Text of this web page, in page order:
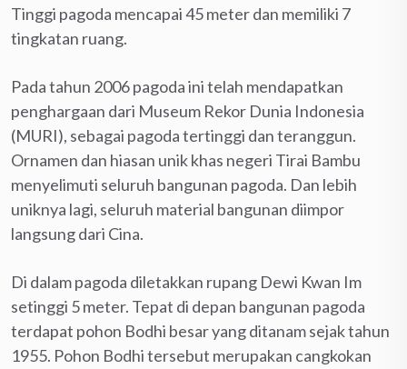
Tinggi pagoda mencapai 45 meter dan memiliki 7
tingkatan ruang.
Pada tahun 2006 pagoda ini telah mendapatkan
penghargaan dari Museum Rekor Dunia Indonesia
(MURI), sebagai pagoda tertinggi dan teranggun.
Ornamen dan hiasan unik khas negeri Tirai Bambu
menyelimuti seluruh bangunan pagoda. Dan lebih
uniknya lagi, seluruh material bangunan diimpor
langsung dari Cina.
Di dalam pagoda diletakkan rupang Dewi Kwan Im
setinggi 5 meter. Tepat di depan bangunan pagoda
terdapat pohon Bodhi besar yang ditanam sejak tahun
1955. Pohon Bodhi tersebut merupakan cangkokan